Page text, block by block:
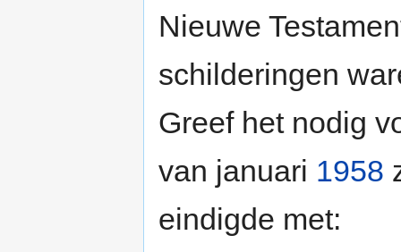
Nieuwe
schilderingen
Greef het nodig
van januari 1958
eindigde met: